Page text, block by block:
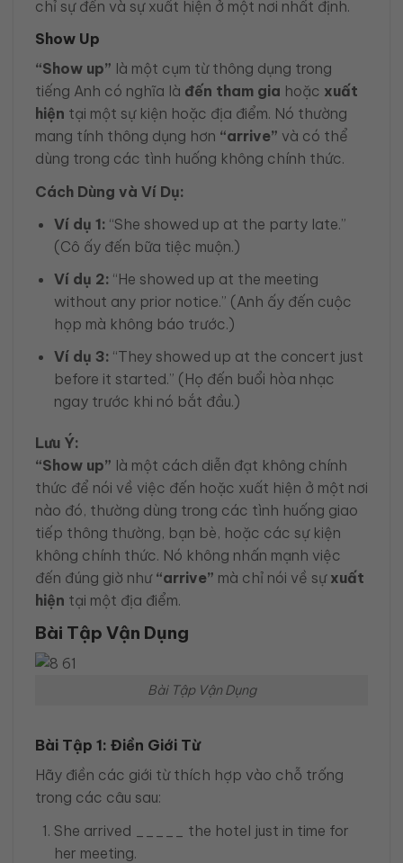
chỉ sự đến và sự xuất hiện ở một nơi nhất định.
Show Up
“Show up” là một cụm từ thông dụng trong
tiếng Anh có nghĩa là đến tham gia hoặc xuất
hiện tại một sự kiện hoặc địa điểm. Nó thường
mang tính thông dụng hơn “arrive” và có thể
dùng trong các tình huống không chính thức.
Cách Dùng và Ví Dụ:
Ví dụ 1: “She showed up at the party late.”
(Cô ấy đến bữa tiệc muộn.)
Ví dụ 2: “He showed up at the meeting
without any prior notice.” (Anh ấy đến cuộc
họp mà không báo trước.)
Ví dụ 3: “They showed up at the concert just
before it started.” (Họ đến buổi hòa nhạc
ngay trước khi nó bắt đầu.)
Lưu Ý:
“Show up” là một cách diễn đạt không chính
thức để nói về việc đến hoặc xuất hiện ở một nơi
nào đó, thường dùng trong các tình huống giao
tiếp thông thường, bạn bè, hoặc các sự kiện
không chính thức. Nó không nhấn mạnh việc
đến đúng giờ như “arrive” mà chỉ nói về sự xuất
hiện tại một địa điểm.
Bài Tập Vận Dụng
Bài Tập Vận Dụng
Bài Tập 1: Điền Giới Từ
Hãy điền các giới từ thích hợp vào chỗ trống
trong các câu sau:
She arrived _____ the hotel just in time for
her meeting.